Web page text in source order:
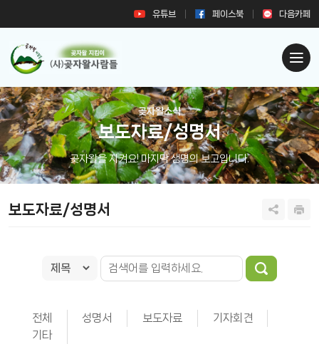
유튜브 페이스북 다음카페
곶자왈소식
보도자료/성명서
곶자왈을 지켜요! 마지막 생명의 보고입니다.
보도자료/성명서
전체 성명서 보도자료
기자회견
기타